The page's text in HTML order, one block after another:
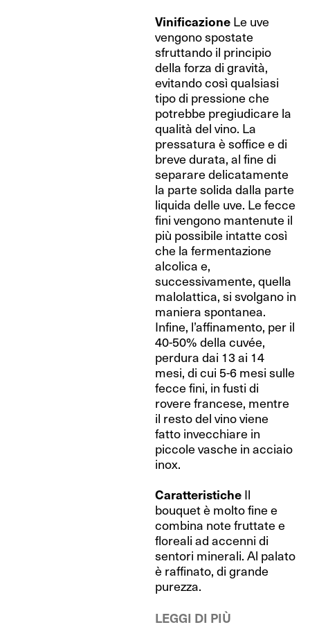
Vinificazione Le uve
vengono spostate
sfruttando il principio
della forza di gravità,
evitando così qualsiasi
tipo di pressione che
potrebbe pregiudicare la
qualità del vino. La
pressatura è soffice e di
breve durata, al fine di
separare delicatamente
la parte solida dalla parte
liquida delle uve. Le fecce
fini vengono mantenute il
più possibile intatte così
che la fermentazione
alcolica e,
successivamente, quella
malolattica, si svolgano in
maniera spontanea.
Infine, l’affinamento, per il
40-50% della cuvée,
perdura dai 13 ai 14
mesi, di cui 5-6 mesi sulle
fecce fini, in fusti di
rovere francese, mentre
il resto del vino viene
fatto invecchiare in
piccole vasche in acciaio
inox.
Caratteristiche Il
bouquet è molto fine e
combina note fruttate e
floreali ad accenni di
sentori minerali. Al palato
è raffinato, di grande
purezza.
LEGGI DI PIÙ